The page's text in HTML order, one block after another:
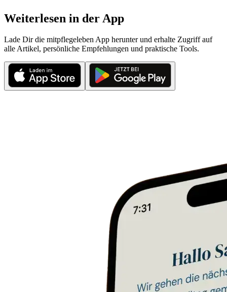
Weiterlesen in der App
Lade Dir die mitpflegeleben App herunter und erhalte Zugriff auf
alle Artikel, persönliche Empfehlungen und praktische Tools.